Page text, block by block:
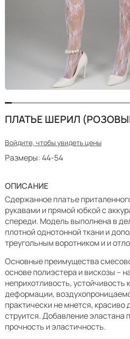
ПЛАТЬЕ ШЕРИЛ
Войдите, чтобы увидеть цены
Размеры: 44-54
ОПИСАНИЕ
Сдержанное платье
рукавами и прямой юбкой с
спереди. Модель выполнена в
плотной однотонной ткани и
треугольным воротником и и
Основные преимущества
основе полиэстера и вискозы –
неприхотливость, устойчивость
деформации,
практически не мнется, красиво
струится. Добавление эластана
прочность и эластичность.